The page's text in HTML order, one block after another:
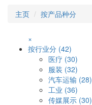
主页
按产品种分
×
按行业分 (42)
医疗 (30)
服装 (32)
汽车运输 (28)
工业 (36)
传媒展示 (30)